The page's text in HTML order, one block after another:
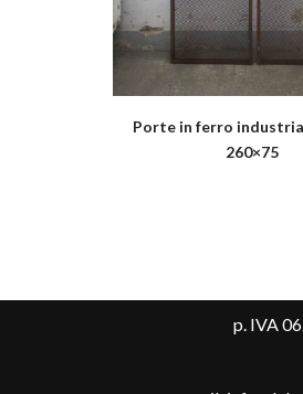
Porte in ferro
260×75
p. IVA